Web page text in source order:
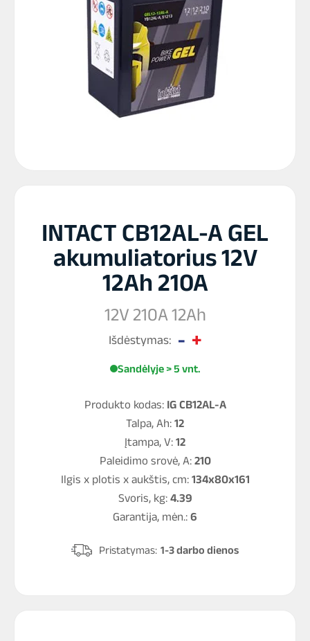
INTACT CB12AL-A GEL
akumuliatorius 12V
12Ah 210A
12V 210A 12Ah
Išdėstymas:
Sandėlyje > 5 vnt.
Produkto kodas: IG CB12AL-A
Talpa, Ah: 12
Įtampa, V: 12
Paleidimo srovė, A: 210
Ilgis x plotis x aukštis, cm: 134x80x161
Svoris, kg: 4.39
Garantija, mėn.: 6
Pristatymas: 1-3 darbo dienos